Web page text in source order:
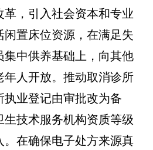
革，引入社会资本和专业
置床位资源，在满足失
集中供养基础上，向其他
年人开放。推动取消诊所
业登记由审批改为备
技术服务机构资质等级
。在确保电子处方来源真